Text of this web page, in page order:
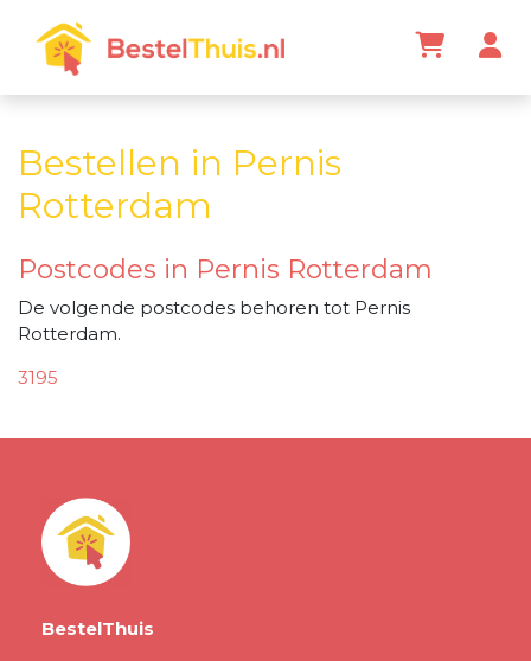
Bestellen in Pernis
Rotterdam
Postcodes in Pernis Rotterdam
De volgende postcodes behoren tot Pernis
Rotterdam.
3195
BestelThuis